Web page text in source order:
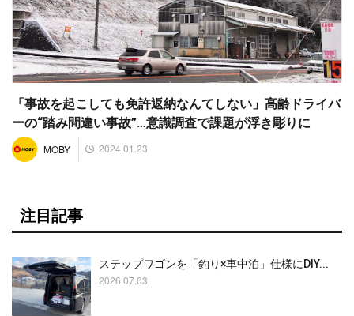
「事故を起こしても免許返納なんてしない」高齢ドライバ
ーの“踏み間違い事故”…意識調査で課題が浮き彫りに
MOBY 2024.01.23
注目記事
ステップワゴンを「釣り×車中泊」仕様にDIY...
2026.07.03